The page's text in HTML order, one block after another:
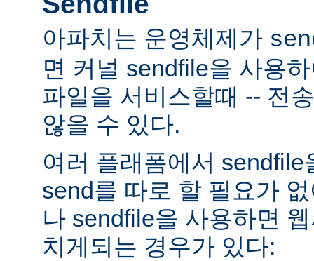
아파치는 운영체제가
면 커널 sendfile을 사용
파일을 서비스할때 -- 전
않을 수 있다.
여러 플래폼에서
send를 따로 할 필요가
나 sendfile을 사용하면
치게되는 경우가 있다: